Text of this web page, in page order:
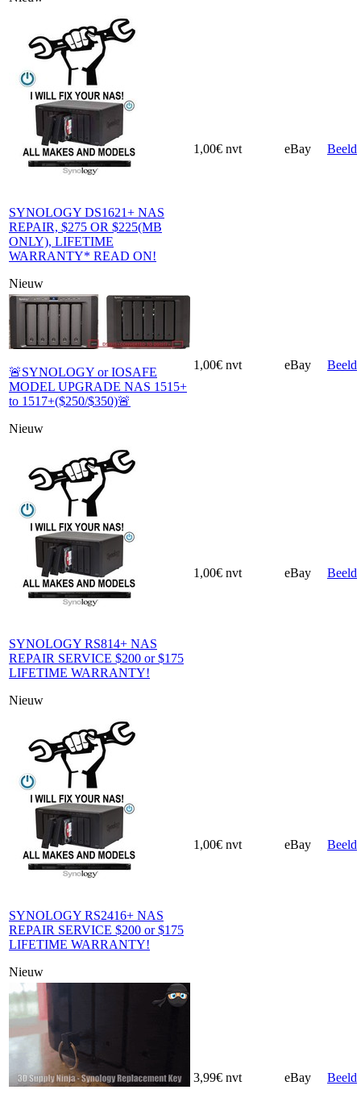
SYNOLOGY DS1621+ NAS
REPAIR, $275 OR $225(MB
ONLY), LIFETIME
WARRANTY* READ ON!
Nieuw
1,00€ nvt eBay Beeld
🚨SYNOLOGY or IOSAFE
MODEL UPGRADE NAS 1515+
to 1517+($250/$350)🚨
Nieuw
1,00€ nvt eBay Beeld
SYNOLOGY RS814+ NAS
REPAIR SERVICE $200 or $175
LIFETIME WARRANTY!
Nieuw
1,00€ nvt eBay Beeld
SYNOLOGY RS2416+ NAS
REPAIR SERVICE $200 or $175
LIFETIME WARRANTY!
Nieuw
1,00€ nvt eBay Beeld
3,99€ nvt eBay Beeld